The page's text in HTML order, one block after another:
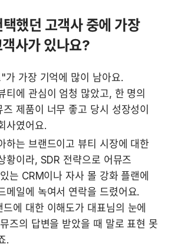
했던 고객사 중에 가장
사가 있나요?
가 가장 기억에 많이 남아요.
티에 관심이 엄청 많았고, 한 명의
제품이 너무 좋고 당시 성장성이
사였어요.
하는 브랜드이고 뷰티 시장에 대한
황이라, SDR 전략으로 어뮤즈
는 CRM이나 자사 몰 강화 플랜에
메일에 녹여서 연락을 드렸어요.
에 대한 이해도가 대표님의 눈에
즈의 답변을 받았을 때 말로 표현 못
.